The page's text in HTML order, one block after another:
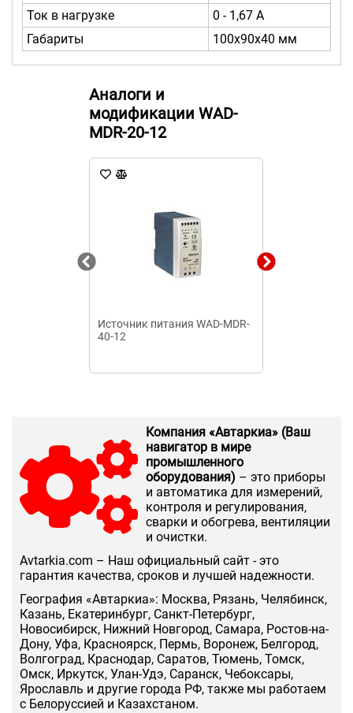
Ток в нагрузке
0 - 1,67 А
Габариты
100х90х40 мм
Аналоги и
модификации WAD-
MDR-20-12
Источник питания WAD-MDR-
40-12
Компания «Автаркиа» (Ваш
навигатор в мире
промышленного
оборудования) – это приборы
и автоматика для измерений,
контроля и регулирования,
сварки и обогрева, вентиляции
и очистки.
Аvtarkia.com – Наш официальный сайт - это
гарантия качества, сроков и лучшей надежности.
География «Автаркиа»: Москва, Рязань, Челябинск,
Казань, Екатеринбург, Санкт-Петербург,
Новосибирск, Нижний Новгород, Самара, Ростов-на-
Дону, Уфа, Красноярск, Пермь, Воронеж, Белгород,
Волгоград, Краснодар, Саратов, Тюмень, Томск,
Омск, Иркутск, Улан-Удэ, Саранск, Чебоксары,
Ярославль и другие города РФ, также мы работаем
с Белоруссией и Казахстаном.